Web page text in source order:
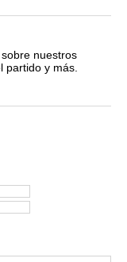
nuestros
partido y más.